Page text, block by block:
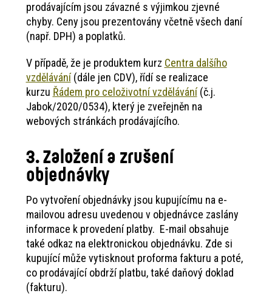
prodávajícím jsou závazné s výjimkou zjevné
chyby. Ceny jsou prezentovány včetně všech daní
(např. DPH) a poplatků.
V případě, že je produktem kurz Centra dalšího
vzdělávání(dále jen CDV), řídí se realizace
kurzu Řádem pro celoživotní vzdělávání(č.j.
Jabok/2020/0534), který je zveřejněn na
webových stránkách prodávajícího.
3. Založení a zrušení
objednávky
Po vytvoření objednávky jsou kupujícímu na e-
mailovou adresu uvedenou v objednávce zaslány
informace k provedení platby. E-mail obsahuje
také odkaz na elektronickou objednávku. Zde si
kupující může vytisknout proforma fakturu a poté,
co prodávající obdrží platbu, také daňový doklad
(fakturu).